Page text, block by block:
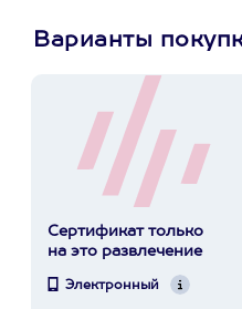
Варианты
Сертификат только
на это развлечение
Электронный